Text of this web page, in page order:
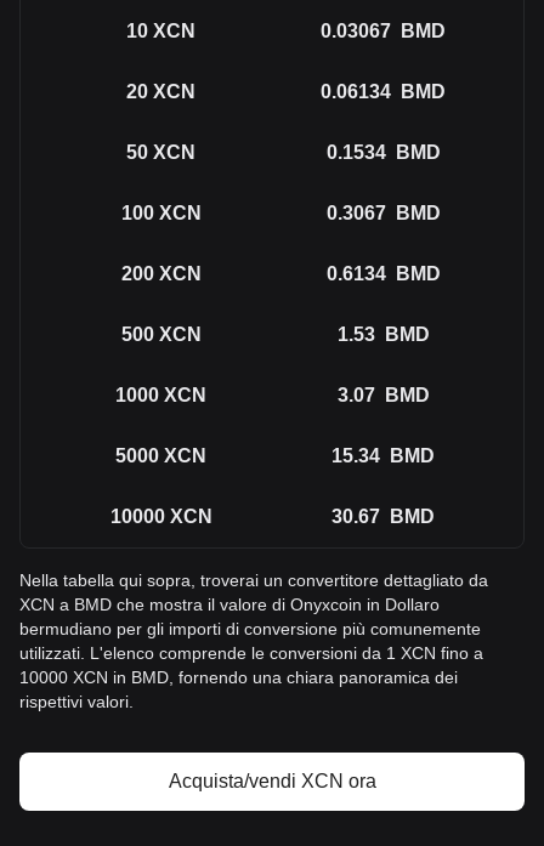
10 XCN 0.03067 BMD
20 XCN 0.06134 BMD
50 XCN 0.1534 BMD
100 XCN 0.3067 BMD
200 XCN 0.6134 BMD
500 XCN 1.53 BMD
1000 XCN 3.07 BMD
5000 XCN 15.34 BMD
10000 XCN 30.67 BMD
Nella tabella qui sopra, troverai un convertitore dettagliato da
XCN a BMD che mostra il valore di Onyxcoin in Dollaro
bermudiano per gli importi di conversione più comunemente
utilizzati. L'elenco comprende le conversioni da 1 XCN fino a
10000 XCN in BMD, fornendo una chiara panoramica dei
rispettivi valori.
Acquista/vendi XCN ora